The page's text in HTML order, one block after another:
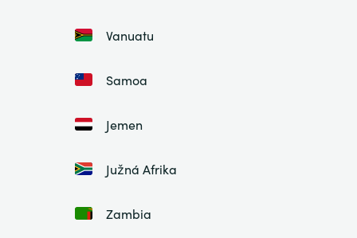
Vanuatu
Samoa
Jemen
Južná Afrika
Zambia